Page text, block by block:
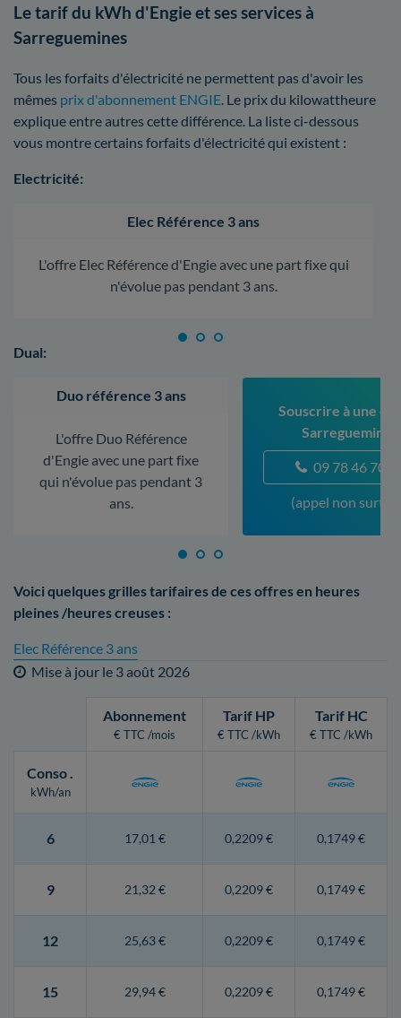
Le tarif du kWh d'Engie et ses services à
Sarreguemines
Tous les forfaits d'électricité ne permettent pas d'avoir les
mêmes prix d'abonnement ENGIE. Le prix du kilowattheure
explique entre autres cette différence. La liste ci-dessous
vous montre certains forfaits d'électricité qui existent :
Electricité:
Elec Référence 3 ans
L'offre Elec Référence d'Engie avec une part fixe qui
n'évolue pas pendant 3 ans.
Dual:
Duo référence 3 ans
L'offre Duo Référence
d'Engie avec une part fixe
qui n'évolue pas pendant 3
ans.
Souscrire à une
Sarreguemines
09 78 46 70
(appel non
Voici quelques grilles tarifaires de ces offres en heures
pleines /heures creuses :
Elec Référence 3 ans
Mise à jour le 3 août 2026
Abonnement
€ TTC /mois
Tarif HP
€ TTC /kWh
Tarif HC
€ TTC /kWh
Conso.
kWh/an
6 17,01 € 0,2209 € 0,1749 €
9 21,32 € 0,2209 € 0,1749 €
12 25,63 € 0,2209 € 0,1749 €
15 29,94 € 0,2209 € 0,1749 €